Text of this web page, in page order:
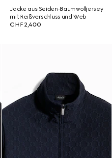
Jacke aus Seiden-Baumwolljersey
mit Reißverschluss und Web
CHF 2,400